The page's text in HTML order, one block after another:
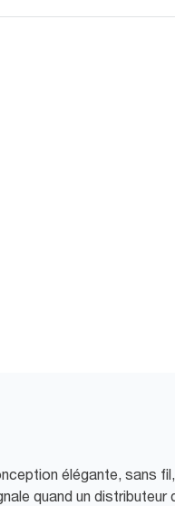
élégante, sans
quand un